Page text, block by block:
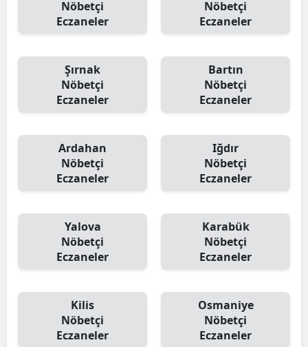
Nöbetçi
Eczaneler
Nöbetçi
Eczaneler
Şırnak
Nöbetçi
Eczaneler
Bartın
Nöbetçi
Eczaneler
Ardahan
Nöbetçi
Eczaneler
Iğdır
Nöbetçi
Eczaneler
Yalova
Nöbetçi
Eczaneler
Karabük
Nöbetçi
Eczaneler
Kilis
Nöbetçi
Eczaneler
Osmaniye
Nöbetçi
Eczaneler